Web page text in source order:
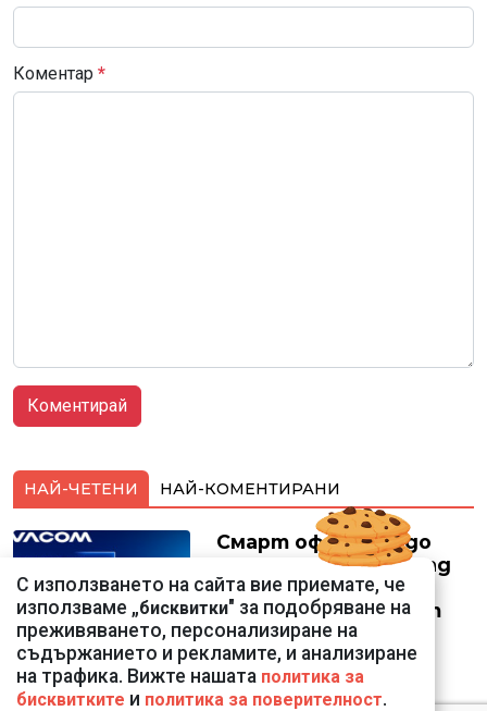
Коментар *
НАЙ-ЧЕТЕНИ НАЙ-КОМЕНТИРАНИ
Смарт оферти с до
90% отстъпка за над
150 устройства от
Vivacom през август
С използването на сайта вие приемате, че
използваме „бисквитки" за подобряване на
преживяването, персонализиране на
съдържанието и рекламите, и анализиране
на трафика. Вижте нашата политика за
бисквитките и политика за поверителност.